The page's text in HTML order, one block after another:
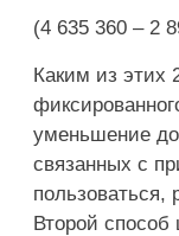
(4 635 360 – 2
Каким из этих
уменьшение
связанных с
пользоваться,
Второй способ